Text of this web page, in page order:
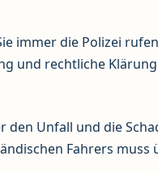
immer die Polizei
und rechtliche
Unfall und die
Fahrers